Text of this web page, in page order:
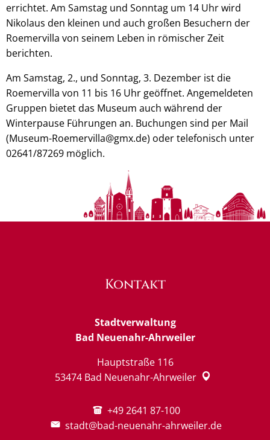
errichtet. Am Samstag und Sonntag um 14 Uhr wird
Nikolaus den kleinen und auch großen Besuchern der
Roemervilla von seinem Leben in römischer Zeit
berichten.
Am Samstag, 2., und Sonntag, 3. Dezember ist die
Roemervilla von 11 bis 16 Uhr geöffnet. Angemeldeten
Gruppen bietet das Museum auch während der
Winterpause Führungen an. Buchungen sind per Mail
(Museum-Roemervilla@gmx.de) oder telefonisch unter
02641/87269 möglich.
Kontakt
Stadtverwaltung
Bad Neuenahr-Ahrweiler
Hauptstraße 116
53474 Bad Neuenahr-Ahrweiler
+49 2641 87-100
stadt@bad-neuenahr-ahrweiler.de